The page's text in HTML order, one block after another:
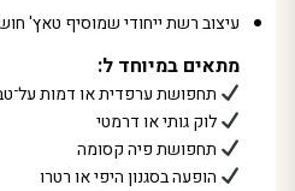
עיצוב רשת ייחודי שמוסיף טאץ'
מתאים במיוחד ל:
תחפושת ערפדית או דמות
לוק גותי או דרמטי
תחפושת פיה קסומה
הופעה בסגנון היפי או רטרו